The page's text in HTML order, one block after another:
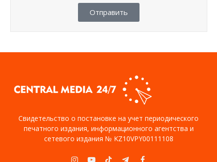
Отправить
Свидетельство о постановке на учет периодического
печатного издания, информационного агентства и
сетевого издания № KZ10VPY00111108